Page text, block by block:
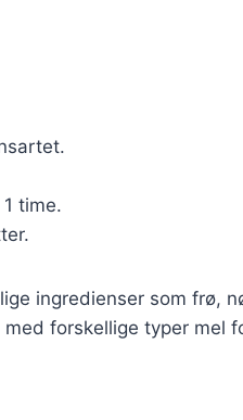
time.
ingredienser som frø,
forskellige typer mel